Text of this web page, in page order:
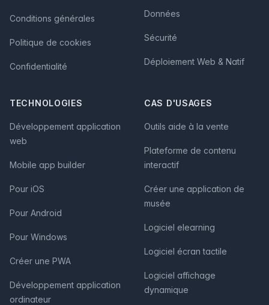
Conditions générales
Politique de cookies
Confidentialité
Données
Sécurité
Déploiement Web & Natif
TECHNOLOGIES
Développement application
web
Mobile app builder
Pour iOS
Pour Android
Pour Windows
Créer une PWA
Développement application
ordinateur
CAS D'USAGES
Outils aide à la vente
Plateforme de contenu
interactif
Créer une application de
musée
Logiciel elearning
Logiciel écran tactile
Logiciel affichage
dynamique